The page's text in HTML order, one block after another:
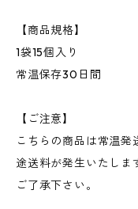
【商品規格】
1袋15個入り
常温保存30日間
【ご注意】
こちらの商品は常温
途送料が発生いたしま
ご了承下さい。